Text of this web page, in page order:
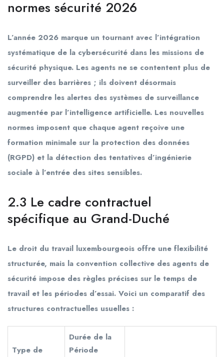
normes sécurité 2026
L’année 2026 marque un tournant avec l’intégration
systématique de la cybersécurité dans les missions de
sécurité physique. Les agents ne se contentent plus de
surveiller des barrières ; ils doivent désormais
comprendre les alertes des systèmes de surveillance
augmentée par l’intelligence artificielle. Les nouvelles
normes imposent que chaque agent reçoive une
formation minimale sur la protection des données
(RGPD) et la détection des tentatives d’ingénierie
sociale à l’entrée des sites sensibles.
2.3 Le cadre contractuel
spécifique au Grand-Duché
Le droit du travail luxembourgeois offre une flexibilité
structurée, mais la convention collective des agents de
sécurité impose des règles précises sur le temps de
travail et les périodes d’essai. Voici un comparatif des
structures contractuelles usuelles :
Type de
Durée de la
Période